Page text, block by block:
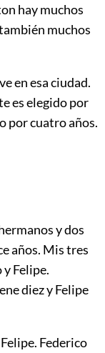
hay muchos
muchos
en esa ciudad.
es elegido por
por cuatro años.
y dos
años. Mis tres
Felipe.
diez y Felipe
Federico